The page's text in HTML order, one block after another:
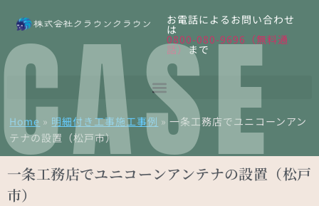
お電話によるお問い合わせ
は
0800-080-9696（無料通
話）まで
Home » 明細付き工事施工事例 »一条工務店でユニコーンアン
テナの設置（松戸市）
一条工務店でユニコーンアンテナの設置（松戸
市）
CASE